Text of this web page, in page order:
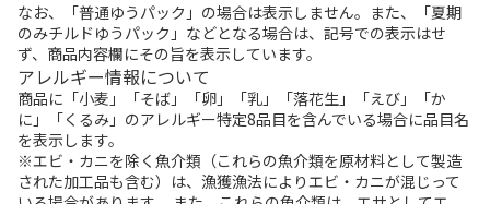
なお、「普通ゆうパック」の場合は表示しません。また、「夏期
のみチルドゆうパック」などとなる場合は、記号での表示はせ
ず、商品内容欄にその旨を表示しています。
アレルギー情報について
商品に「小麦」「そば」「卵」「乳」「落花生」「えび」「か
に」「くるみ」のアレルギー特定8品目を含んでいる場合に品目名
を表示します。
※エビ・カニを除く魚介類（これらの魚介類を原材料として製造
された加工品も含む）は、漁獲漁法によりエビ・カニが混じって